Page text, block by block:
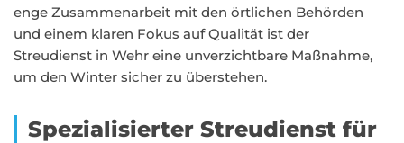
enge Zusammenarbeit mit den örtlichen Behörden
und einem klaren Fokus auf Qualität ist der
Streudienst in Wehr eine unverzichtbare Maßnahme,
um den Winter sicher zu überstehen.
Spezialisierter Streudienst für